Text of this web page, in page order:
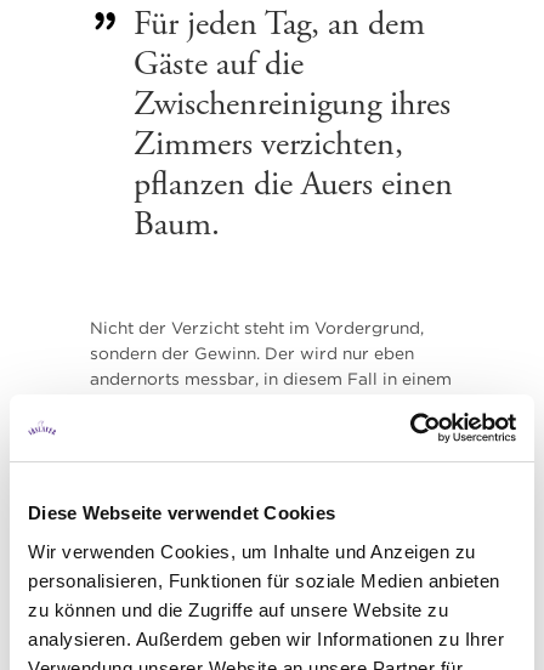
Diese Webseite verwendet Cookies
Wir verwenden Cookies, um Inhalte und Anzeigen zu
personalisieren, Funktionen für soziale Medien anbieten
zu können und die Zugriffe auf unsere Website zu
analysieren. Außerdem geben wir Informationen zu Ihrer
Für jeden Tag, an dem
Gäste auf die
Zwischenreinigung ihres
Zimmers verzichten,
pflanzen die Auers einen
Baum.
Nicht der Verzicht steht im Vordergrund,
sondern der Gewinn. Der wird nur eben
andernorts messbar, in diesem Fall in einem
Forstaufsicht miteinbezogen ist.